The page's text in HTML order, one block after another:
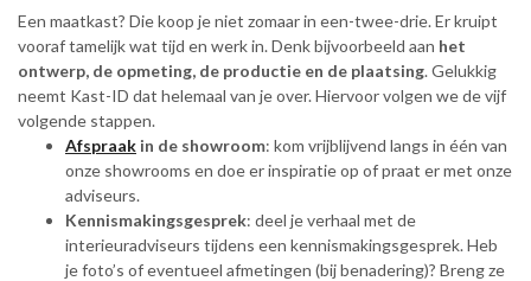
Een maatkast? Die koop je niet zomaar in een-twee-drie. Er kruipt
vooraf tamelijk wat tijd en werk in. Denk bijvoorbeeld aan het
ontwerp, de opmeting, de productie en de plaatsing. Gelukkig
neemt Kast-ID dat helemaal van je over. Hiervoor volgen we de vijf
volgende stappen.
Afspraak in de showroom: kom vrijblijvend langs in één van
onze showrooms en doe er inspiratie op of praat er met onze
adviseurs.
Kennismakingsgesprek: deel je verhaal met de
interieuradviseurs tijdens een kennismakingsgesprek. Heb
je foto’s of eventueel afmetingen (bij benadering)? Breng ze